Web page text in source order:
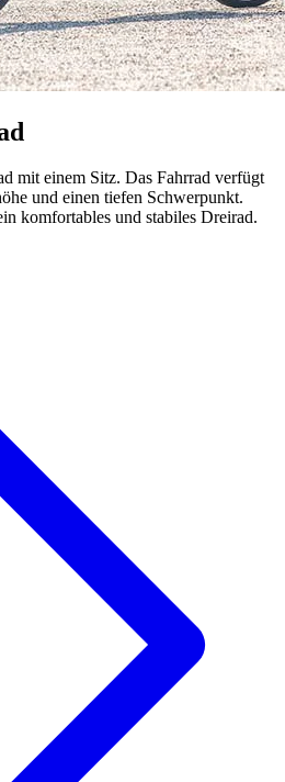
mit einem Sitz. Das Fahrrad verfügt
und einen tiefen Schwerpunkt.
komfortables und stabiles Dreirad.